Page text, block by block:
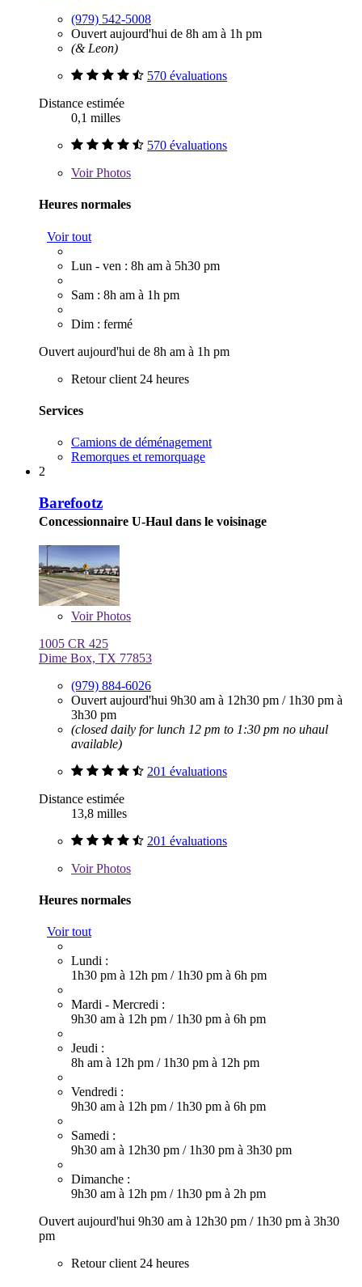
(979) 542-5008
Ouvert aujourd'hui de 8h am à 1h pm
(& Leon)
570 évaluations
Distance estimée
0,1 milles
570 évaluations
VoirPhotos
Heures normales
Voir tout
Lun - ven : 8h am à 5h30 pm
Sam : 8h am à 1h pm
Dim : fermé
Ouvert aujourd'hui de 8h am à 1h pm
Retour client 24 heures
Services
Camions de déménagement
Remorques et remorquage
2
Barefootz
Concessionnaire U-Haul dans le voisinage
VoirPhotos
1005 CR 425
Dime Box, TX 77853
(979) 884-6026
Ouvert aujourd'hui 9h30 am à 12h30 pm / 1h30 pm à
3h30 pm
(closed daily for lunch 12 pm to 1:30 pm no uhaul
available)
201 évaluations
Distance estimée
13,8 milles
201 évaluations
VoirPhotos
Heures normales
Voir tout
Lundi :
1h30 pm à 12h pm / 1h30 pm à 6h pm
Mardi - Mercredi :
9h30 am à 12h pm / 1h30 pm à 6h pm
Jeudi :
8h am à 12h pm / 1h30 pm à 12h pm
Vendredi :
9h30 am à 12h pm / 1h30 pm à 6h pm
Samedi :
9h30 am à 12h30 pm / 1h30 pm à 3h30 pm
Dimanche :
9h30 am à 12h pm / 1h30 pm à 2h pm
Ouvert aujourd'hui 9h30 am à 12h30 pm / 1h30 pm à 3h30
pm
Retour client 24 heures